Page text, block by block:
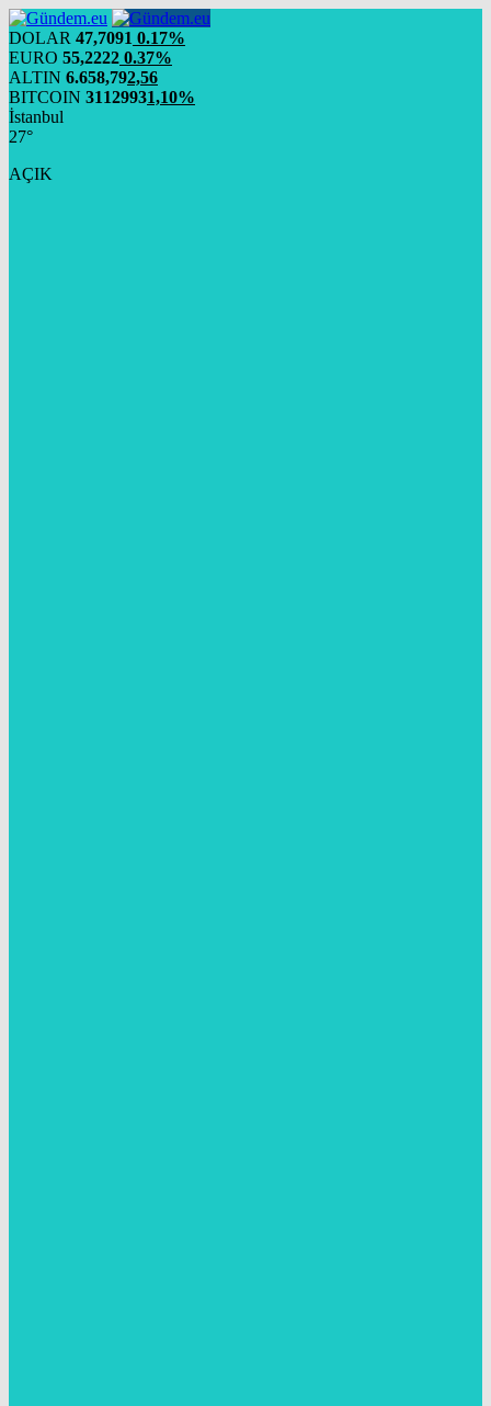
DOLAR 47,7091 0.17%
EURO 55,2222 0.37%
ALTIN 6.658,792,56
BITCOIN 31129931,10%
İstanbul
27°
AÇIK